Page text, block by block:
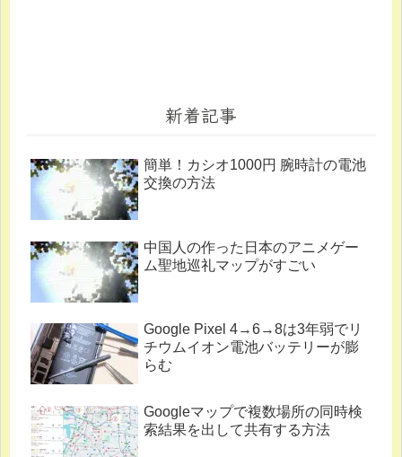
新着記事
簡単！カシオ1000円 腕時計の電池
交換の方法
中国人の作った日本のアニメゲー
ム聖地巡礼マップがすごい
Google Pixel 4→6→8は3年弱でリ
チウムイオン電池バッテリーが膨
らむ
Googleマップで複数場所の同時検
索結果を出して共有する方法